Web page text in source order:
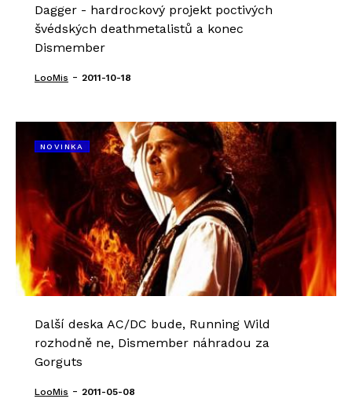
Dagger - hardrockový projekt poctivých
švédských deathmetalistů a konec
Dismember
LooMis - 2011-10-18
NOVINKA
Další deska AC/DC bude, Running Wild
rozhodně ne, Dismember náhradou za
Gorguts
LooMis - 2011-05-08